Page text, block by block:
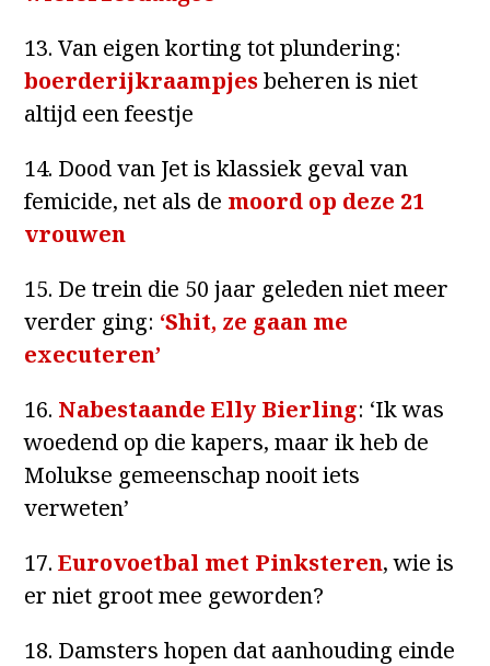
13. Van eigen korting tot plundering:
boerderijkraampjesbeheren is niet
altijd een feestje
14. Dood van Jet is klassiek geval van
femicide, net als de moord op deze 21
vrouwen
15. De trein die 50 jaar geleden niet meer
verder ging: ‘Shit, ze gaan me
executeren’
16. Nabestaande Elly Bierling: ‘Ik was
woedend op die kapers, maar ik heb de
Molukse gemeenschap nooit iets
verweten’
17.Eurovoetbal met Pinksteren, wie is
er niet groot mee geworden?
18. Damsters hopen dat aanhouding einde